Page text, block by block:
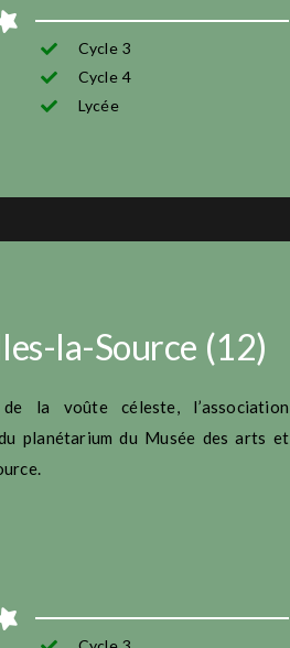
Cycle 3
Cycle 4
Lycée
la-Source (12)
la voûte céleste, l’association
planétarium du Musée des arts et